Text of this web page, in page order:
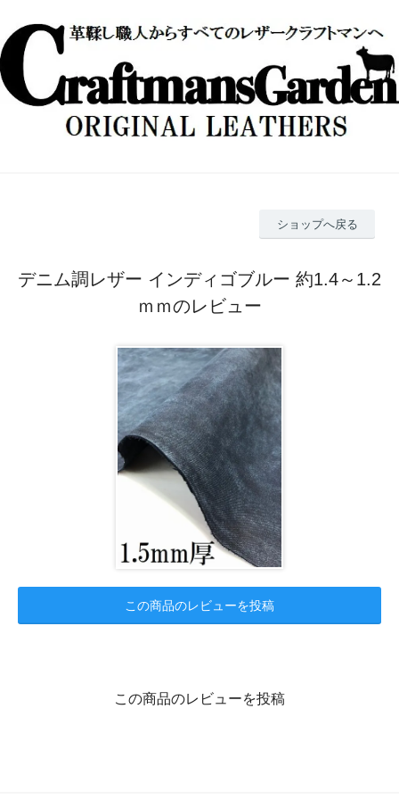
ショップへ戻る
デニム調レザー インディゴブルー 約1.4～1.2
ｍｍのレビュー
この商品のレビューを投稿
この商品のレビューを投稿